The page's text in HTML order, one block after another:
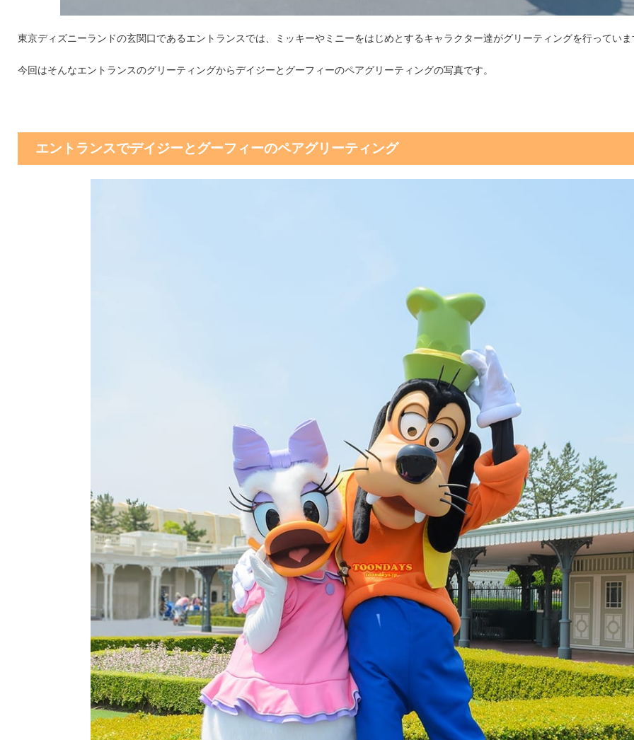
東京ディズニーランドの玄関口であるエントランスでは、ミッキーやミニーをはじめとするキャラクター達がグリーティングを行っていま
今回はそんなエントランスのグリーティングからデイジーとグーフィーのペアグリーティングの写真です。
エントランスでデイジーとグーフィーのペアグリーティング